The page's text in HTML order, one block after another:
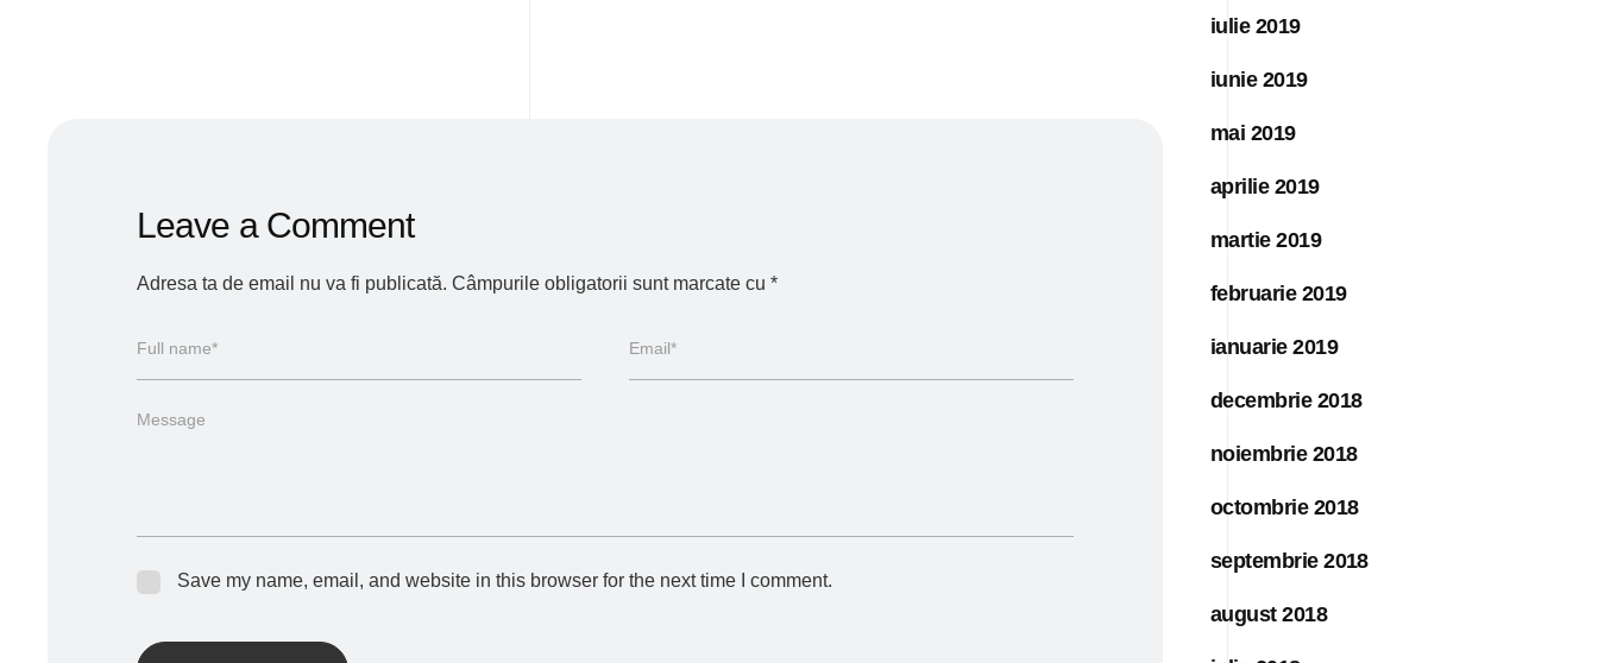
Leave a Comment
Adresa ta de email nu va fi publicată. Câmpurile obligatorii sunt marcate cu *
Save my name, email, and website in this browser for the next time I comment.
iulie 2019
iunie 2019
mai 2019
aprilie 2019
martie 2019
februarie 2019
ianuarie 2019
decembrie 2018
noiembrie 2018
octombrie 2018
septembrie 2018
august 2018